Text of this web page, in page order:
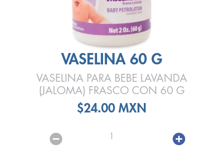
VASELINA 60 G
VASELINA PARA BEBE LAVANDA
(JALOMA) FRASCO CON 60 G
$24.00 MXN
1